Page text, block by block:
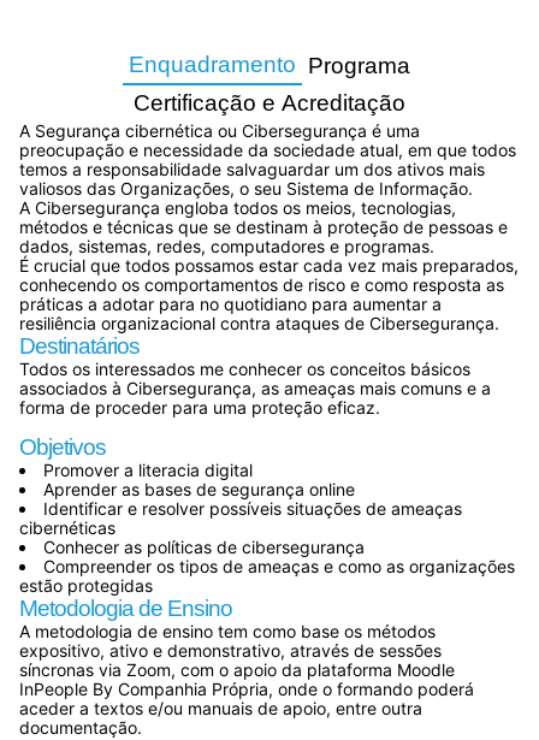
Enquadramento Programa
Certificação e Acreditação
A Segurança cibernética ou Cibersegurança é uma
preocupação e necessidade da sociedade atual, em que todos
temos a responsabilidade salvaguardar um dos ativos mais
valiosos das Organizações, o seu Sistema de Informação.
A Cibersegurança engloba todos os meios, tecnologias,
métodos e técnicas que se destinam à proteção de pessoas e
dados, sistemas, redes, computadores e programas.
É crucial que todos possamos estar cada vez mais preparados,
conhecendo os comportamentos de risco e como resposta as
práticas a adotar para no quotidiano para aumentar a
resiliência organizacional contra ataques de Cibersegurança.
Destinatários
Todos os interessados me conhecer os conceitos básicos
associados à Cibersegurança, as ameaças mais comuns e a
forma de proceder para uma proteção eficaz.
Objetivos
Promover a literacia digital
Aprender as bases de segurança online
Identificar e resolver possíveis situações de ameaças
cibernéticas
Conhecer as políticas de cibersegurança
Compreender os tipos de ameaças e como as organizações
estão protegidas
Metodologia de Ensino
A metodologia de ensino tem como base os métodos
expositivo, ativo e demonstrativo, através de sessões
síncronas via Zoom, com o apoio da plataforma Moodle
InPeople By Companhia Própria, onde o formando poderá
aceder a textos e/ou manuais de apoio, entre outra
documentação.